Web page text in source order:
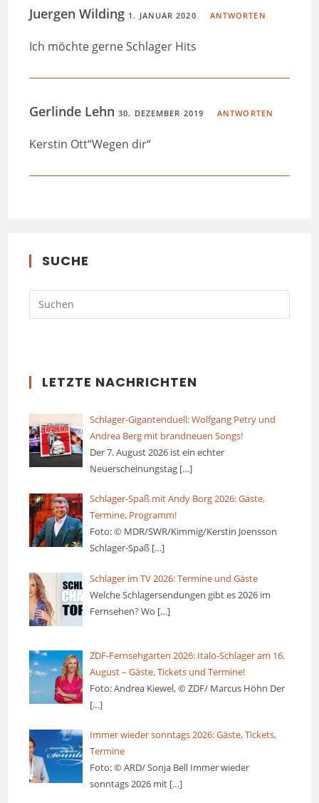
Juergen Wilding 1. JANUAR 2020 ANTWORTEN
Ich möchte gerne Schlager Hits
Gerlinde Lehn30. DEZEMBER 2019 ANTWORTEN
Kerstin Ott“Wegen dir“
SUCHE
LETZTE NACHRICHTEN
Schlager-Gigantenduell: Wolfgang Petry und
Andrea Berg mit brandneuen Songs!
Der 7. August 2026 ist ein echter
Neuerscheinungstag […]
Schlager-Spaß mit Andy Borg 2026: Gäste,
Termine, Programm!
Foto: © MDR/SWR/Kimmig/Kerstin Joensson
Schlager-Spaß […]
Schlager im TV 2026: Termine und Gäste
Welche Schlagersendungen gibt es 2026 im
Fernsehen? Wo […]
ZDF-Fernsehgarten 2026: Italo-Schlager am 16.
August – Gäste, Tickets und Termine!
Foto: Andrea Kiewel, © ZDF/ Marcus Höhn Der
[…]
Immer wieder sonntags 2026: Gäste, Tickets,
Termine
Foto: © ARD/ Sonja Bell Immer wieder
sonntags 2026 mit […]